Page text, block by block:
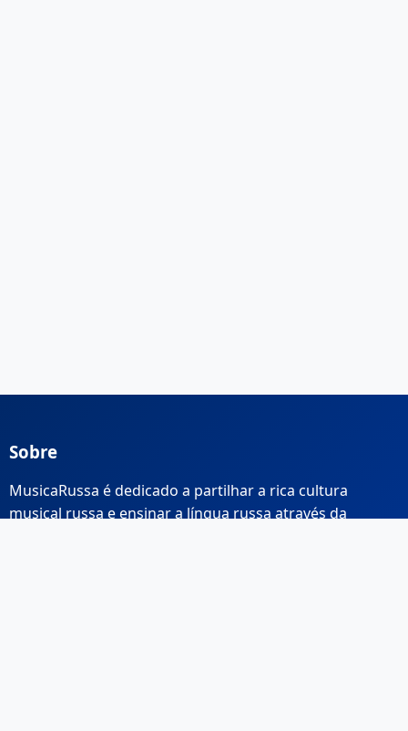
Sobre
MusicaRussa é dedicado a partilhar a rica cultura
musical russa e ensinar a língua russa através da